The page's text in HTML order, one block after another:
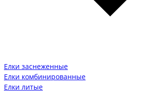
Елки заснеженные
Елки комбинированные
Елки литые